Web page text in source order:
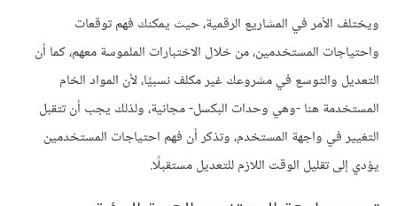
ويختلف الأمر في المشاريع الرقمية، حيث يمكنك فهم توقعات
واحتياجات المستخدمين، من خلال الاختبارات الملموسة معهم، كما أن
التعديل والتوسع في مشروعك غير مكلف نسبيًا، لأن المواد الخام
المستخدمة هنا -وهي وحدات البكسل- مجانية، ولذلك يجب أن تتقبل
التغيير في واجهة المستخدم، وتذكر أن فهم احتياجات المستخدمين
يؤدي إلى تقليل الوقت اللازم للتعديل مستقبلًا.